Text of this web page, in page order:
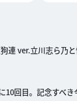
連 ver.立川志ら乃
回目。記念すべき